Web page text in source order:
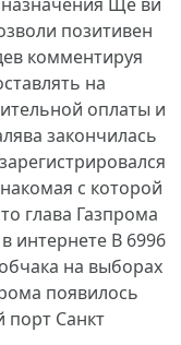
позитивен
комментируя
на
оплаты и
закончилась
с которой
глава Газпрома
интернете В 6996
на выборах
появилось
Санкт